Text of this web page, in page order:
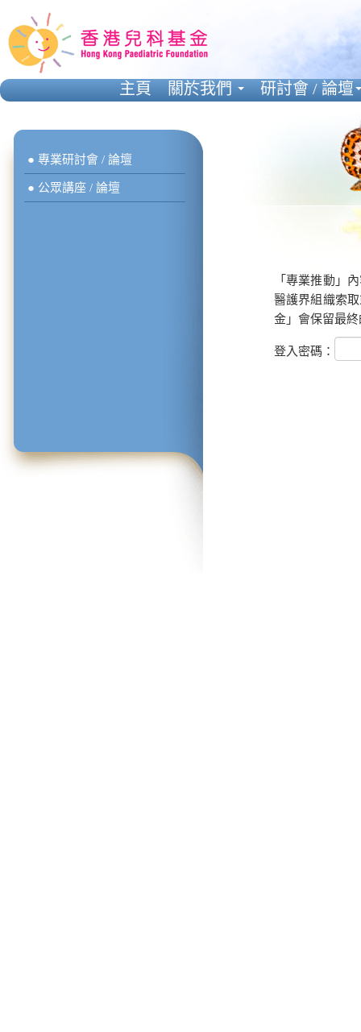
● 專業研討會 / 論壇
● 公眾講座 / 論壇
「專業推動」
醫護界組織索
金」會保留最
登入密碼：
主頁 關於我們 研討會 / 論壇